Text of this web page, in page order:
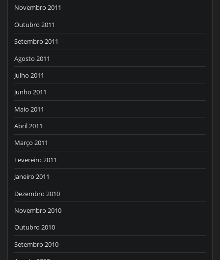
Novembro 2011
Outubro 2011
Setembro 2011
Agosto 2011
Julho 2011
Junho 2011
Maio 2011
Abril 2011
Março 2011
Fevereiro 2011
Janeiro 2011
Dezembro 2010
Novembro 2010
Outubro 2010
Setembro 2010